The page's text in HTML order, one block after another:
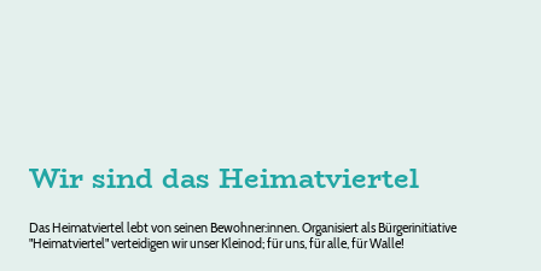
Wir sind das Heimatviertel
Das Heimatviertel lebt von seinen Bewohner:innen. Organisiert als Bürgerinitiative
"Heimatviertel" verteidigen wir unser Kleinod; für uns, für alle, für Walle!